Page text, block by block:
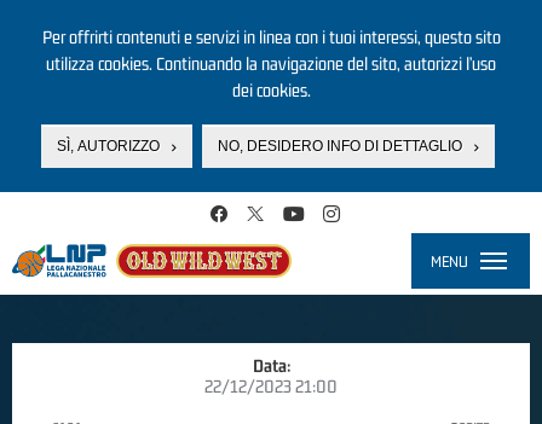
Per offrirti contenuti e servizi in linea con i tuoi interessi, questo sito
utilizza cookies. Continuando la navigazione del sito, autorizzi l’uso
dei cookies.
SÌ, AUTORIZZO NO, DESIDERO INFO DI DETTAGLIO
MENU
Data:
22/12/2023 21:00